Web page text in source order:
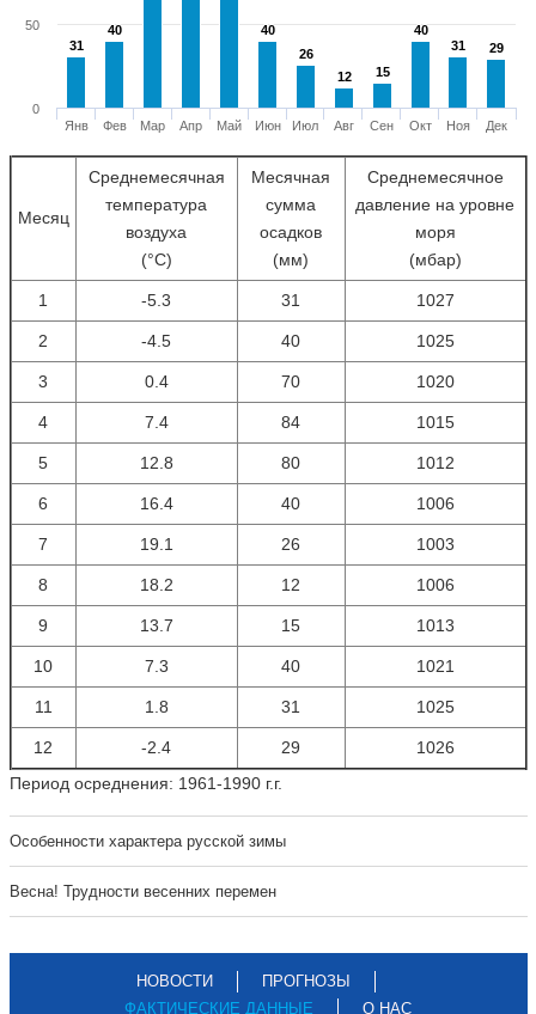
31
31
40
40 40
40
26
26
12
12 15
15
40
40
31
31 29
29
Янв Фев Мар Апр Май Июн Июл Авг Сен Окт Ноя Дек
0
50
Месяц
Среднемесячная
температура
воздуха
(°С)
Месячная
сумма
осадков
(мм)
Среднемесячное
давление на уровне
моря
(мбар)
1 -5.3 31 1027
2 -4.5 40 1025
3 0.4 70 1020
4 7.4 84 1015
5 12.8 80 1012
6 16.4 40 1006
7 19.1 26 1003
8 18.2 12 1006
9 13.7 15 1013
10 7.3 40 1021
11 1.8 31 1025
12 -2.4 29
1026
Период осреднения: 1961-1990 г.г.
Особенности характера русской зимы
Весна! Трудности весенних перемен
НОВОСТИ
ПРОГНОЗЫ
ФАКТИЧЕСКИЕ ДАННЫЕ
О НАС